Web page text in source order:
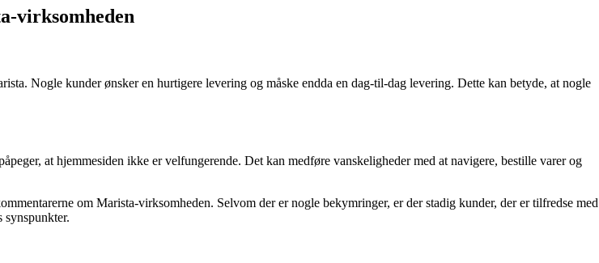
virksomheden
Nogle kunder ønsker en hurtigere levering og måske endda en dag-til-dag levering. Dette kan betyde, at nogle
at hjemmesiden ikke er velfungerende. Det kan medføre vanskeligheder med at navigere, bestille varer og
om Marista-virksomheden. Selvom der er nogle bekymringer, er der stadig kunder, der er tilfredse med
synspunkter.